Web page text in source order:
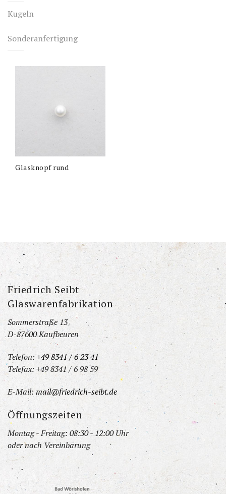
Kugeln
Sonderanfertigung
Glasknopf rund
Friedrich Seibt
Glaswarenfabrikation
Sommerstraße 13
D-87600 Kaufbeuren
Telefon: +49 8341 / 6 23 41
Telefax: +49 8341 / 6 98 59
E-Mail:mail@friedrich-seibt.de
Öffnungszeiten
Montag - Freitag: 08:30 - 12:00 Uhr
oder nach Vereinbarung